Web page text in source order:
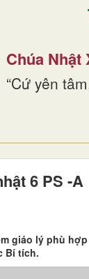
Chúa Nhật
“Cứ yên
6 PS -A
giáo lý phù
Bí tích.